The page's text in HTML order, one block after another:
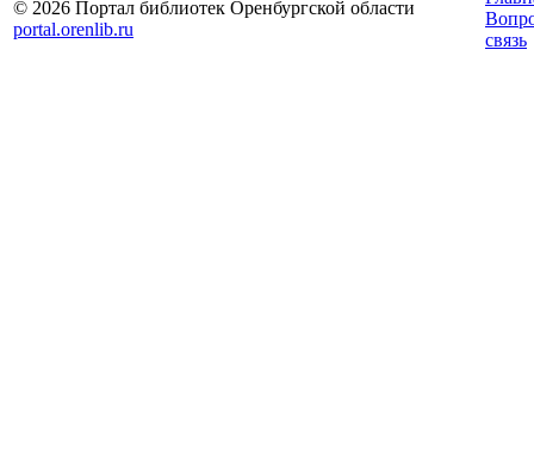
© 2026 Портал библиотек Оренбургской области
portal.orenlib.ru
связь